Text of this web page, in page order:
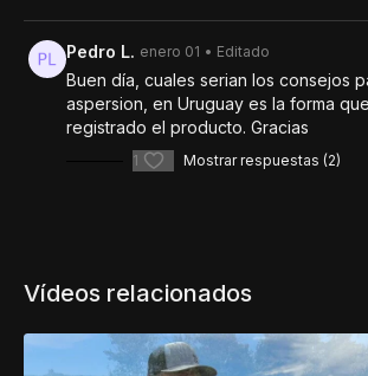
Pedro L. enero 01 • Editado
Buen día, cuales serian los consejos
aspersion, en Uruguay es la forma
registrado el producto. Gracias
1 Mostrar respuestas (2)
Vídeos relacionados